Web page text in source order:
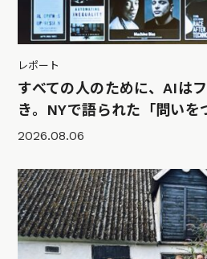
レポート
すべての人のために、AIは
き。NYで語られた「問いを
2026.08.06